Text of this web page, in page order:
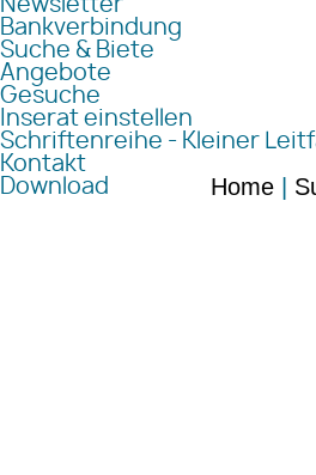
Newsletter
Bankverbindung
Suche & Biete
Angebote
Gesuche
Inserat einstellen
Schriftenreihe - Kleiner
Kontakt
Download
Home